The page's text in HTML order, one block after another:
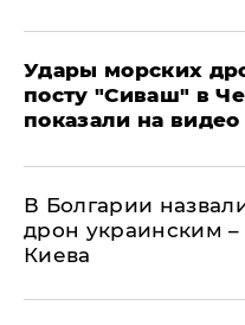
Удары морских
посту "Сиваш" в
показали на видео
В Болгарии
дрон украинским
Киева